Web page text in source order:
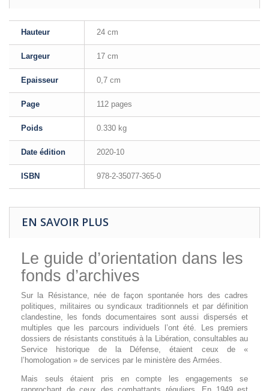
Hauteur 24 cm
Largeur 17 cm
Epaisseur 0,7 cm
Page 112 pages
Poids 0.330 kg
Date édition 2020-10
ISBN 978-2-35077-365-0
EN SAVOIR PLUS
Le guide d’orientation dans les
fonds d’archives
Sur la Résistance, née de façon spontanée hors des cadres
politiques, militaires ou syndicaux traditionnels et par définition
clandestine, les fonds documentaires sont aussi dispersés et
multiples que les parcours individuels l’ont été. Les premiers
dossiers de résistants constitués à la Libération, consultables au
Service historique de la Défense, étaient ceux de «
l’homologation » de services par le ministère des Armées.
Mais seuls étaient pris en compte les engagements se